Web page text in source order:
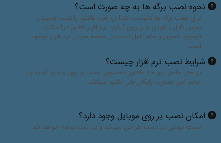
نحوه نصب برگه ها به چه صورت است؟
برای نصب برگه ها کافیست ابتدا نرم افزار فاکتور را نصب نمایید و
سپس فایل دانلودی را بر روی آیکون نرم افزار فاکتور درگ کنید،
توضیح، تصویر و فیلم کامل نصب در صفحه معرفی نرم افزار موجود
است
شرایط نصب نرم افزار چیست؟
در حال حاضر نرم افزار فاکتور مخصوص نصب بر روی ویندوز است و با
حجم کمی بصورت رایگان قابل دانلود میباشد
امکان نصب بر روی موبایل وجود دارد؟
نسخه موبایل در دست طراحی میباشد و در آینده عرضه خواهد شد